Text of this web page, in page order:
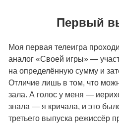
Первый
Моя первая телеигра
аналог «Своей игры» —
на определённую сумму и
Отличие лишь в том, что
зала. А голос у меня —
знала — я кричала, и это
третьего выпуска режиссёр